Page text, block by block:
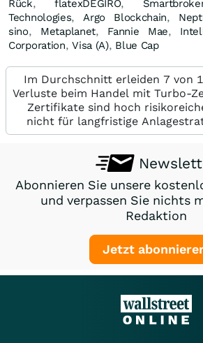
Rück,flatexDEGIRO,
Technologies,Argo Blockchain,
sino, Metaplanet, Fannie Mae,
Corporation,Visa (A), Blue Cap
Im Durchschnitt erleiden 7 von
Verluste beim Handel mit Turbo-
Zertifikate sind hoch
nicht für langfristige
Abonnieren Sie unsere
und verpassen Sie nichts
Redaktion
Jetzt